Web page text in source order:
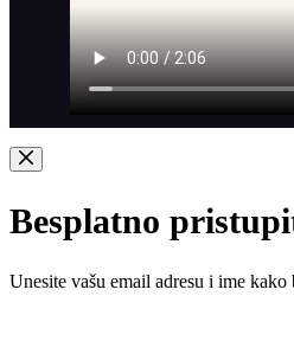
Besplatno
Unesite vašu email adresu i ime